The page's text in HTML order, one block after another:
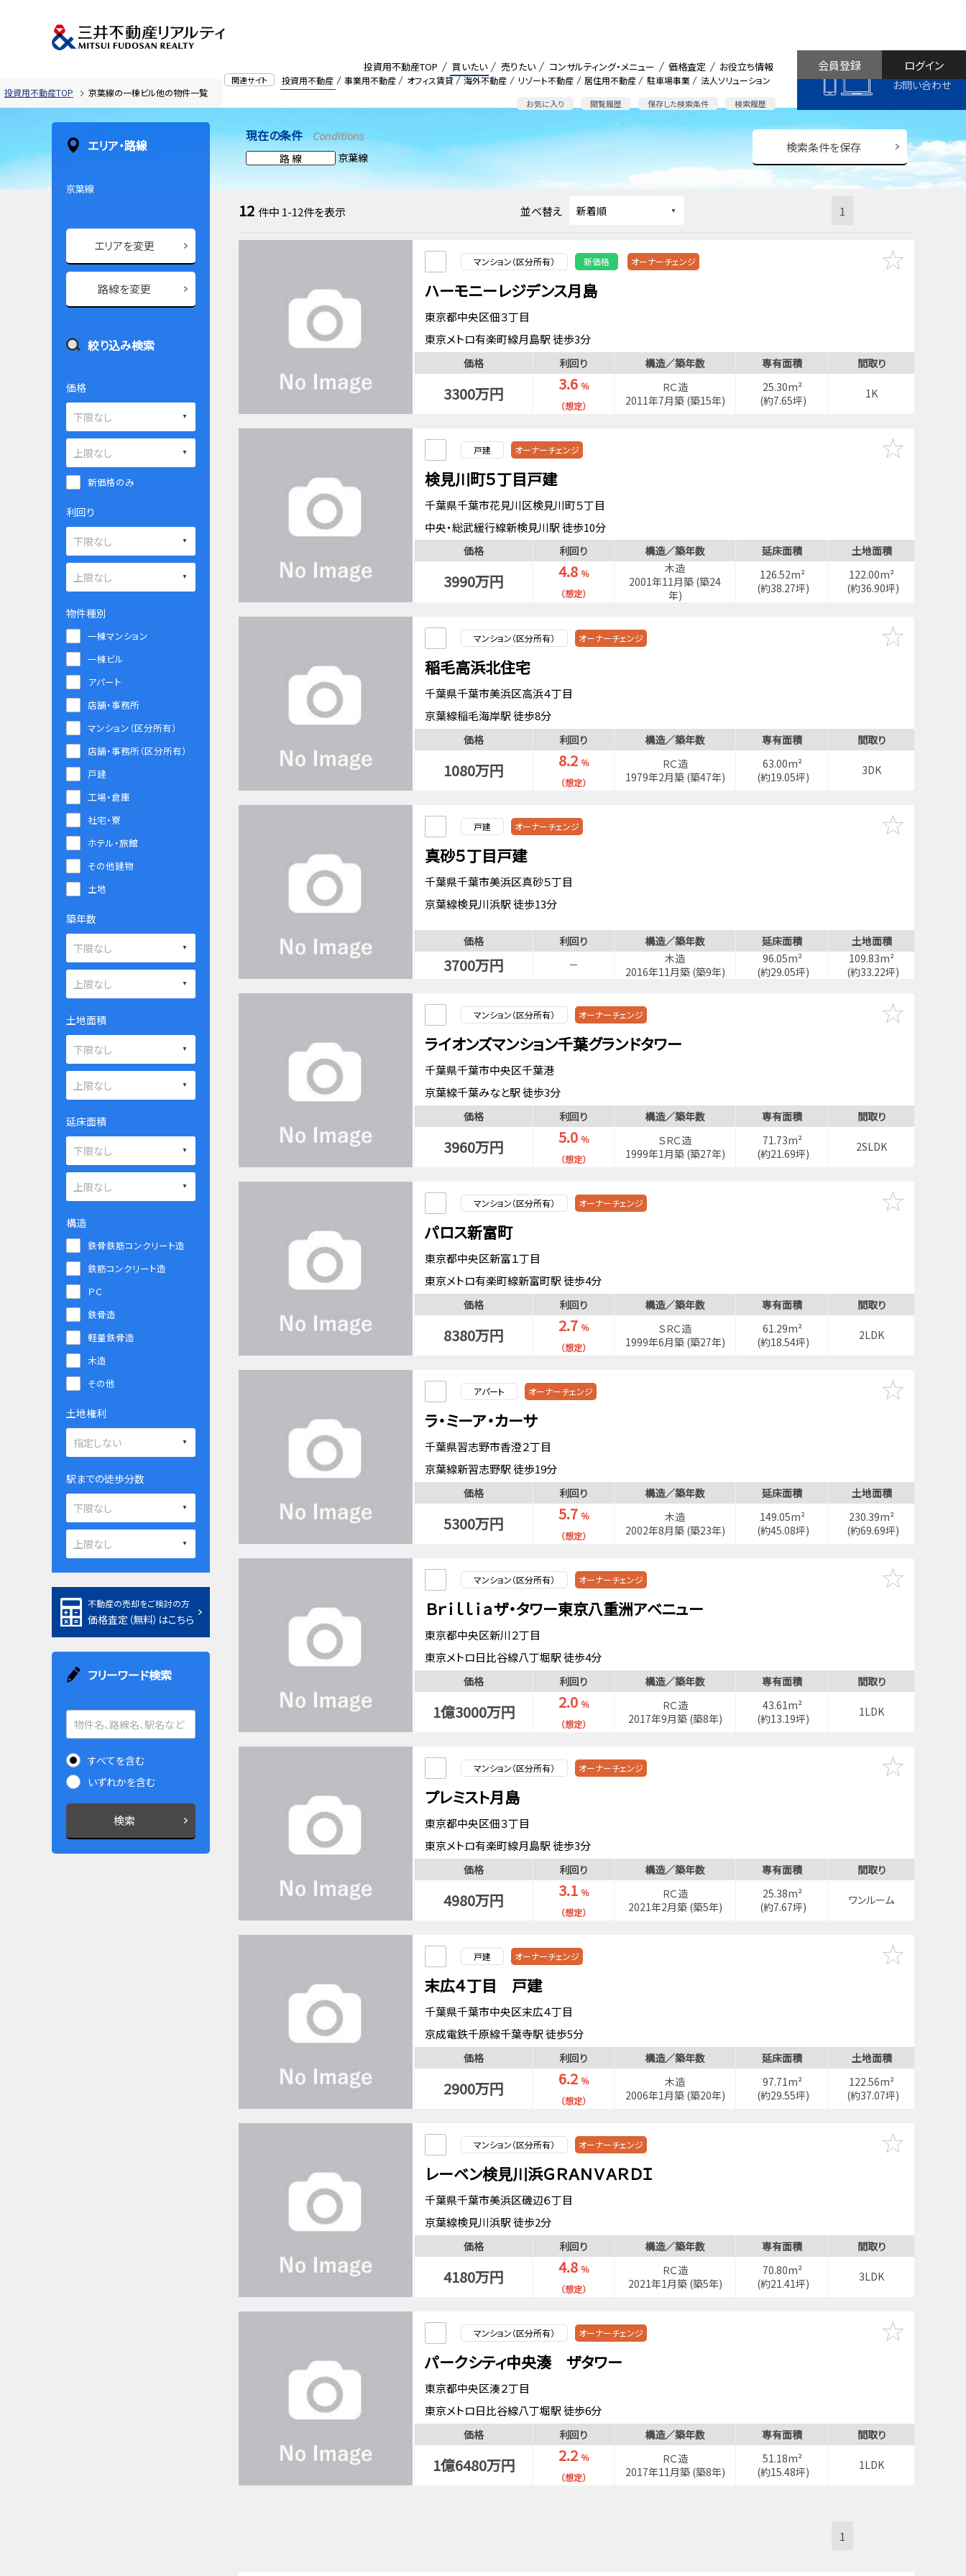
関連サイト 投資用不動産 事業用不動産 オフィス賃貸 海外不動産 リゾート不動産 居住用不動産 駐車場事業 法人ソリューション
お気に入り 閲覧履歴 保存した検索条件 検索履歴
投資用不動産TOP 買いたい 売りたい コンサルティング・メニュー 価格査定 お役立ち情報
お問い合わせ
ログイン
会員登録
投資用不動産TOP 京葉線の一棟ビル他の物件一覧
現在の条件 Conditions
路 線
京葉線
検索条件を保存
12 件中 1-12件を表示 並べ替え 1
マンション（区分所有） 新価格 オーナーチェンジ
ハーモニーレジデンス月島
東京都中央区佃３丁目
東京メトロ有楽町線月島駅 徒歩3分
都営大江戸線月島駅 徒歩3分
京葉線越中島駅 徒歩10分
価格 利回り 構造／築年数 専有面積 間取り
3300万円 3.6 ％
（想定）
ＲＣ造
2011年7月築 (築15年)
25.30m²
(約7.65坪)
1K
戸建 オーナーチェンジ
検見川町５丁目戸建
千葉県千葉市花見川区検見川町５丁目
中央・総武緩行線新検見川駅 徒歩10分
京葉線検見川浜駅 バス13分「検見川町五丁目」停歩3分
京成電鉄千葉線検見川駅 徒歩14分
価格 利回り 構造／築年数 延床面積 土地面積
3990万円 4.8 ％
（想定）
木造
2001年11月築 (築24
年)
126.52m²
(約38.27坪)
122.00m²
(約36.90坪)
マンション（区分所有） オーナーチェンジ
稲毛高浜北住宅
千葉県千葉市美浜区高浜４丁目
京葉線稲毛海岸駅 徒歩8分
価格 利回り 構造／築年数 専有面積 間取り
1080万円 8.2 ％
（想定）
ＲＣ造
1979年2月築 (築47年)
63.00m²
(約19.05坪)
3DK
戸建 オーナーチェンジ
真砂５丁目戸建
千葉県千葉市美浜区真砂５丁目
京葉線検見川浜駅 徒歩13分
価格 利回り 構造／築年数 延床面積 土地面積
3700万円 －
木造
2016年11月築 (築9年)
96.05m²
(約29.05坪)
109.83m²
(約33.22坪)
マンション（区分所有） オーナーチェンジ
ライオンズマンション千葉グランドタワー
千葉県千葉市中央区千葉港
京葉線千葉みなと駅 徒歩3分
千葉都市モノレール市役所前駅 徒歩6分
中央・総武緩行線千葉駅 徒歩17分
価格 利回り 構造／築年数 専有面積 間取り
3960万円 5.0 ％
（想定）
ＳＲＣ造
1999年1月築 (築27年)
71.73m²
(約21.69坪)
2SLDK
マンション（区分所有） オーナーチェンジ
パロス新富町
東京都中央区新富１丁目
東京メトロ有楽町線新富町駅 徒歩4分
東京メトロ日比谷線八丁堀駅 徒歩5分
都営浅草線宝町駅 徒歩8分
価格 利回り 構造／築年数 専有面積 間取り
8380万円 2.7 ％
（想定）
ＳＲＣ造
1999年6月築 (築27年)
61.29m²
(約18.54坪)
2LDK
アパート オーナーチェンジ
ラ・ミーア・カーサ
千葉県習志野市香澄２丁目
京葉線新習志野駅 徒歩19分
京葉線新習志野駅 バス10分「香澄小学校」停歩3分
中央・総武緩行線幕張本郷駅 バス13分「香澄小学校」停歩2分
価格 利回り 構造／築年数 延床面積 土地面積
5300万円 5.7 ％
（想定）
木造
2002年8月築 (築23年)
149.05m²
(約45.08坪)
230.39m²
(約69.69坪)
マンション（区分所有） オーナーチェンジ
Ｂｒｉｌｌｉａザ・タワー東京八重洲アベニュー
東京都中央区新川２丁目
東京メトロ日比谷線八丁堀駅 徒歩4分
山手線東京駅 徒歩17分
京葉線八丁堀駅 徒歩1分
価格 利回り 構造／築年数 専有面積 間取り
1億3000万円 2.0 ％
（想定）
ＲＣ造
2017年9月築 (築8年)
43.61m²
(約13.19坪)
1LDK
マンション（区分所有） オーナーチェンジ
プレミスト月島
東京都中央区佃３丁目
東京メトロ有楽町線月島駅 徒歩3分
都営大江戸線月島駅 徒歩3分
京葉線越中島駅 徒歩8分
価格 利回り 構造／築年数 専有面積 間取り
4980万円 3.1 ％
（想定）
ＲＣ造
2021年2月築 (築5年)
25.38m²
(約7.67坪)
ワンルーム
戸建 オーナーチェンジ
末広４丁目 戸建
千葉県千葉市中央区末広４丁目
京成電鉄千原線千葉寺駅 徒歩5分
京葉線蘇我駅 徒歩14分
価格 利回り 構造／築年数 延床面積 土地面積
2900万円 6.2 ％
（想定）
木造
2006年1月築 (築20年)
97.71m²
(約29.55坪)
122.56m²
(約37.07坪)
マンション（区分所有） オーナーチェンジ
レーベン検見川浜ＧＲＡＮＶＡＲＤＩ
千葉県千葉市美浜区磯辺６丁目
京葉線検見川浜駅 徒歩2分
価格 利回り 構造／築年数 専有面積 間取り
4180万円 4.8 ％
（想定）
ＲＣ造
2021年1月築 (築5年)
70.80m²
(約21.41坪)
3LDK
マンション（区分所有） オーナーチェンジ
パークシティ中央湊 ザタワー
東京都中央区湊２丁目
東京メトロ日比谷線八丁堀駅 徒歩6分
東京メトロ有楽町線新富町駅 徒歩8分
京葉線八丁堀駅 徒歩6分
価格 利回り 構造／築年数 専有面積 間取り
1億6480万円 2.2 ％
（想定）
ＲＣ造
2017年11月築 (築8年)
51.18m²
(約15.48坪)
1LDK
1
エリア・路線
京葉線
エリアを変更
路線を変更
絞り込み検索
価格
新価格のみ
利回り
物件種別
一棟マンション
一棟ビル
アパート
店舗・事務所
マンション（区分所有）
店舗・事務所（区分所有）
戸建
工場・倉庫
社宅・寮
ホテル・旅館
その他建物
土地
築年数
土地面積
延床面積
構造
鉄骨鉄筋コンクリート造
鉄筋コンクリート造
ＰＣ
鉄骨造
軽量鉄骨造
木造
その他
土地権利
駅までの徒歩分数
不動産の売却をご検討の方
価格査定（無料）はこちら
フリーワード検索
すべてを含む
いずれかを含む
検索